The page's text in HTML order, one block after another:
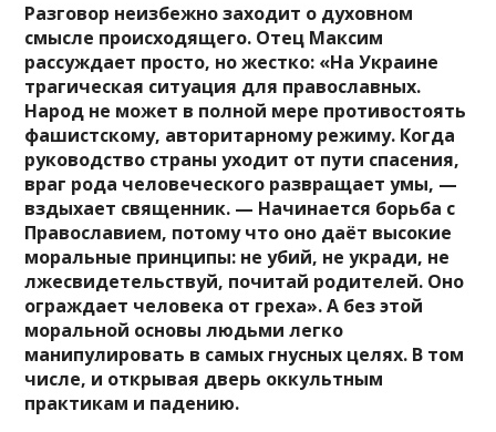
Разговор неизбежно заходит о духовном
смысле происходящего. Отец Максим
рассуждает просто, но жестко: «На Украине
трагическая ситуация для православных.
Народ не может в полной мере противостоять
фашистскому, авторитарному режиму. Когда
руководство страны уходит от пути спасения,
враг рода человеческого развращает умы, —
вздыхает священник. — Начинается борьба с
Православием, потому что оно даёт высокие
моральные принципы: не убий, не укради, не
лжесвидетельствуй, почитай родителей. Оно
ограждает человека от греха». А без этой
моральной основы людьми легко
манипулировать в самых гнусных целях. В том
числе, и открывая дверь оккультным
практикам и падению.